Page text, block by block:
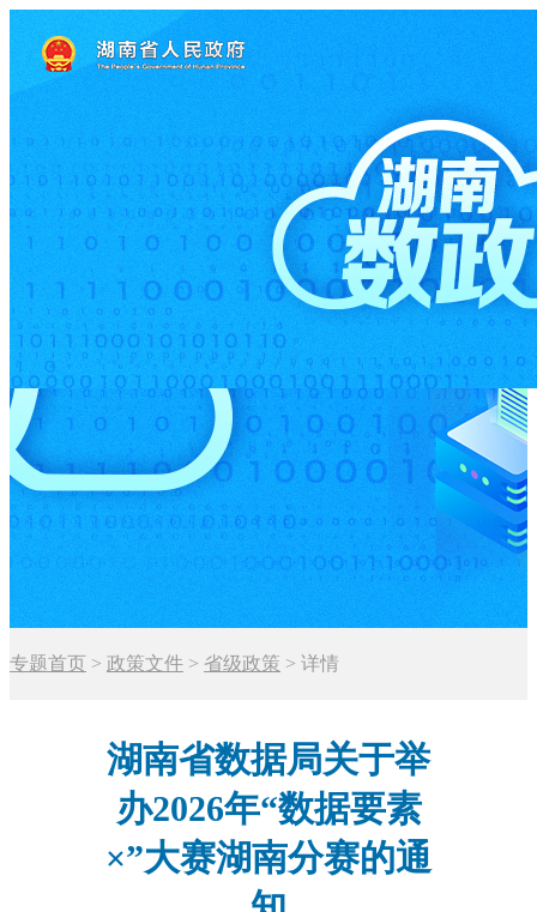
专题首页 > 政策文件 > 省级政策 > 详情
湖南省数据局关于举
办2026年“数据要素
×”大赛湖南分赛的通